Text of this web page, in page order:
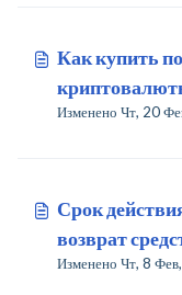
Как купить
Изменено Чт, 20
Срок
возврат
Изменено Чт, 8